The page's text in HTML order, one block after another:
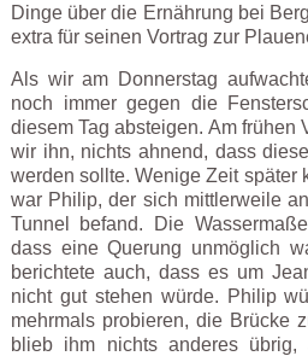
Dinge über die Ernährung bei
extra für seinen Vortrag zur
Als wir am Donnerstag
noch immer gegen die
diesem Tag absteigen. Am frühen
wir ihn, nichts ahnend, dass
werden sollte. Wenige Zeit später
war Philip, der sich mittlerweile
Tunnel befand. Die
dass eine Querung unmöglich
berichtete auch, dass es um
nicht gut stehen würde. Philip
mehrmals probieren, die Brücke
blieb ihm nichts anderes übrig,